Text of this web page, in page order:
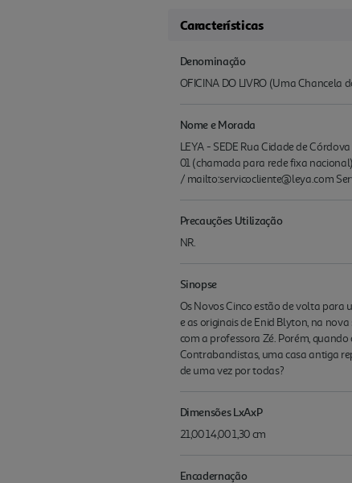
Características
Denominação
OFICINA DO LIVRO (Uma Chancela
Nome e Morada
LEYA - SEDE Rua Cidade de
01 (chamada para rede fixa
/ mailto:servicocliente@leya.com
Precauções Utilização
NR.
Sinopse
Os Novos Cinco estão de volta para
e as originais de Enid Blyton, na
com a professora Zé. Porém,
Contrabandistas, uma casa antiga
de uma vez por todas?
Dimensões LxAxP
21,00 14,00 1,30 cm
Encadernação